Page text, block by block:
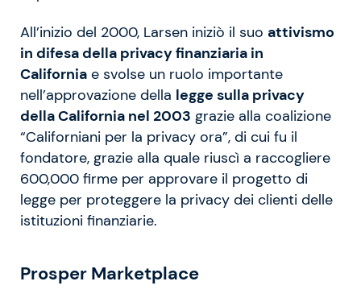
All’inizio del 2000, Larsen iniziò il suo attivismo
in difesa della privacy finanziaria in
California e svolse un ruolo importante
nell’approvazione della legge sulla privacy
della California nel 2003 grazie alla coalizione
“Californiani per la privacy ora”, di cui fu il
fondatore, grazie alla quale riuscì a raccogliere
600,000 firme per approvare il progetto di
legge per proteggere la privacy dei clienti delle
istituzioni finanziarie.
Prosper Marketplace